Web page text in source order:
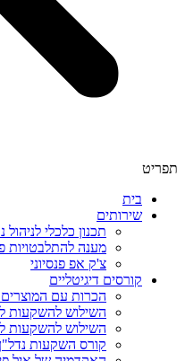
תפריט
בית
שירותים
תכנון כלכלי
מענה להתלבטויות
צ'ק אפ פנסיוני
קורסים דיגיטליים
הכרות עם המוצרים
השילוש להשקעות
השילוש להשקעות
קורס השקעות